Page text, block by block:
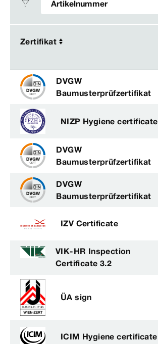
Zertifikat
Zertifikat
DVGW
Baumusterprüfzertifikat
NIZP Hygiene certificate
DVGW
Baumusterprüfzertifikat
DVGW
Baumusterprüfzertifikat
IZV Certificate
VIK-HR Inspection
Certificate 3.2
ÜA sign
ICIM Hygiene certificate